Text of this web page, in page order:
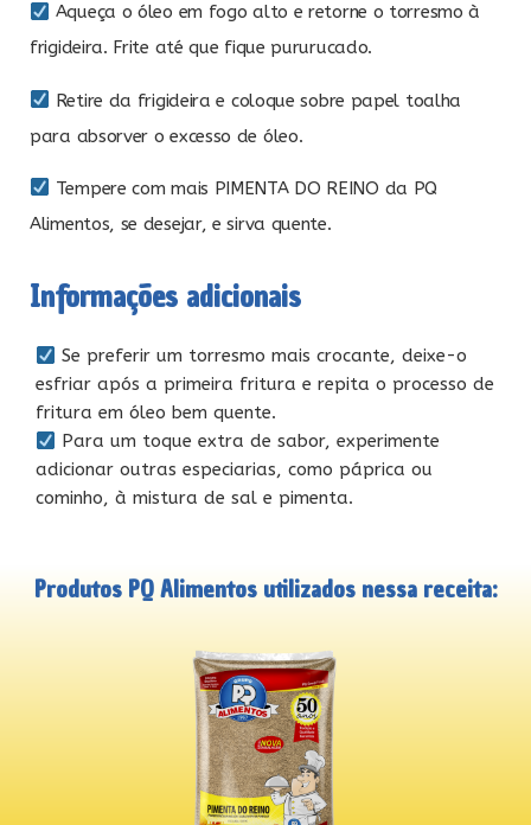
Aqueça o óleo em fogo alto e retorne o torresmo à
frigideira. Frite até que fique pururucado.
Retire da frigideira e coloque sobre papel toalha
para absorver o excesso de óleo.
Tempere com mais PIMENTA DO REINO da PQ
Alimentos, se desejar, e sirva quente.
Informações adicionais
Se preferir um torresmo mais crocante, deixe-o
esfriar após a primeira fritura e repita o processo de
fritura em óleo bem quente.
Para um toque extra de sabor, experimente
adicionar outras especiarias, como páprica ou
cominho, à mistura de sal e pimenta.
Produtos PQ Alimentos utilizados nessa receita: